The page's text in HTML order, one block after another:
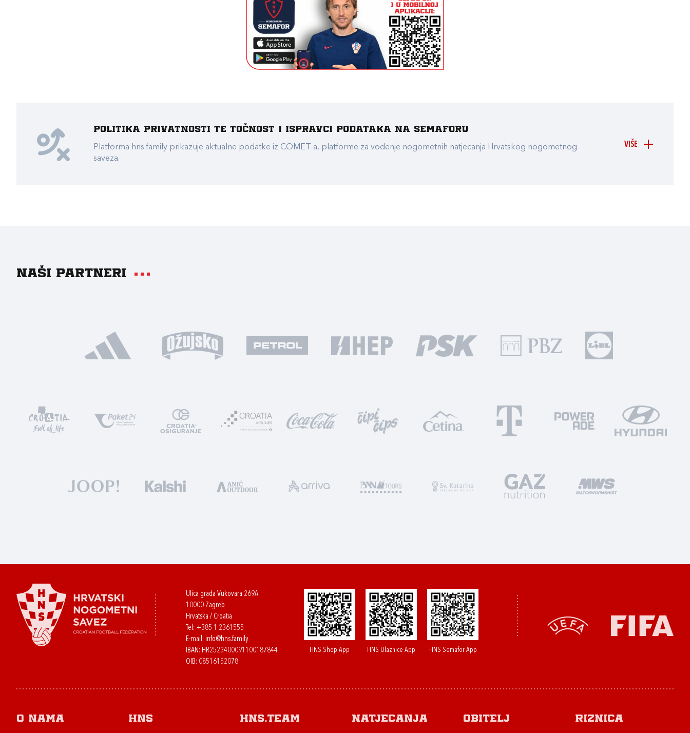
VIŠE
Politika privatnosti te točnost i ispravci podataka na Semaforu
Platforma hns.family prikazuje aktualne podatke iz COMET-a, platforme za vođenje nogometnih natjecanja Hrvatskog nogometnog
saveza.
Naši partneri
Ulica grada Vukovara 269A
10000 Zagreb
Hrvatska / Croatia
Tel: +385 1 2361555
E-mail: info@hns.family
IBAN: HR2523400091100187844
OIB: 08516152078
HNS Shop App HNS Ulaznice App HNS Semafor App
O nama HNS HNS.team Natjecanja Obitelj Riznica